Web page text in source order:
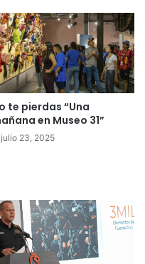
te pierdas “Una
en Museo 31”
julio 23, 2025